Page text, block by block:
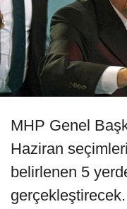
MHP Genel
Haziran
belirlenen 5